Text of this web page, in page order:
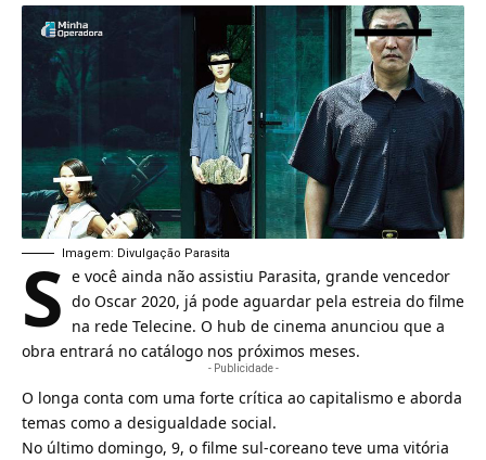
Imagem: Divulgação Parasita
S e você ainda não assistiu Parasita, grande vencedor
do Oscar 2020, já pode aguardar pela estreia do filme
na rede Telecine. O hub de cinema anunciou que a
obra entrará no catálogo nos próximos meses.
- Publicidade -
O longa conta com uma forte crítica ao capitalismo e aborda
temas como a desigualdade social.
No último domingo, 9, o filme sul-coreano teve uma vitória